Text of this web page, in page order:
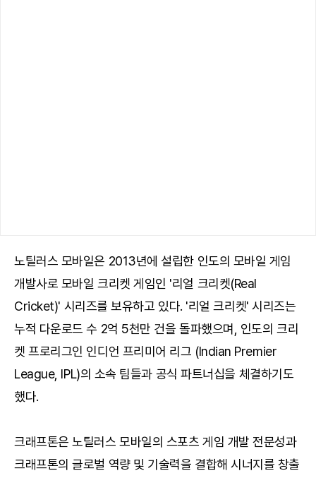
노틸러스 모바일은 2013년에 설립한 인도의 모바일 게임
개발사로 모바일 크리켓 게임인 '리얼 크리켓(Real
Cricket)' 시리즈를 보유하고 있다. '리얼 크리켓' 시리즈는
누적 다운로드 수 2억 5천만 건을 돌파했으며, 인도의 크리
켓 프로리그인 인디언 프리미어 리그 (Indian Premier
League, IPL)의 소속 팀들과 공식 파트너십을 체결하기도
했다.
크래프톤은 노틸러스 모바일의 스포츠 게임 개발 전문성과
크래프톤의 글로벌 역량 및 기술력을 결합해 시너지를 창출